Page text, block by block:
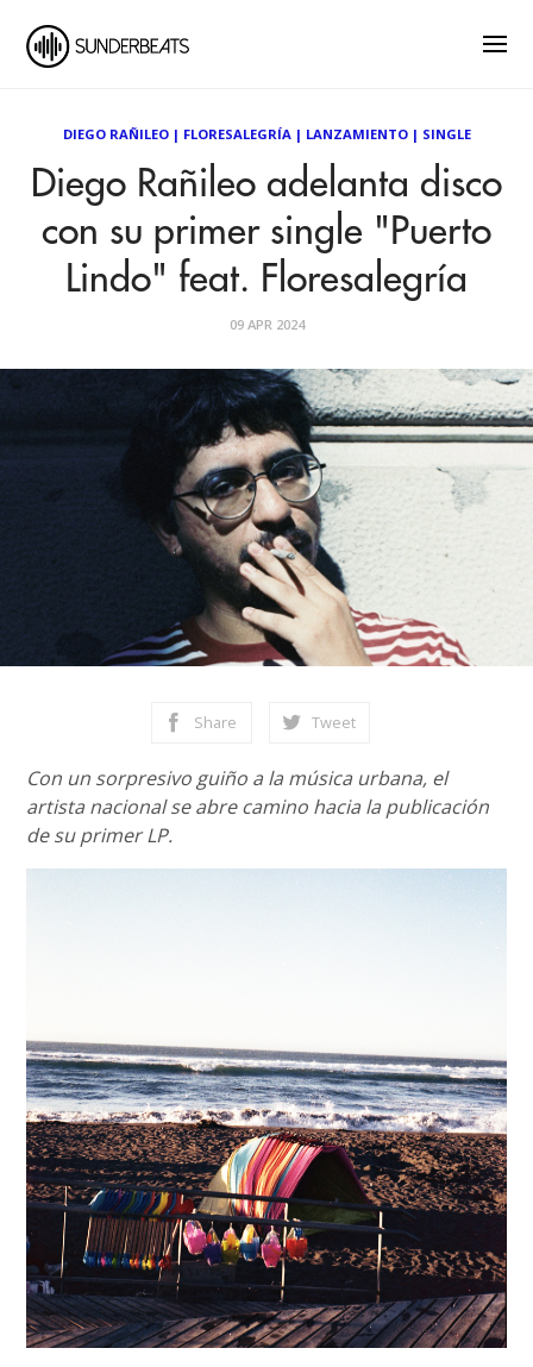
DIEGO RAÑILEO| FLORESALEGRÍA| LANZAMIENTO| SINGLE
Diego Rañileo adelanta disco
con su primer single "Puerto
Lindo" feat. Floresalegría
09 APR 2024
Share Tweet
Con un sorpresivo guiño a la música urbana, el
artista nacional se abre camino hacia la publicación
de su primer LP.